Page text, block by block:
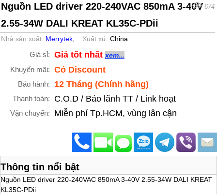
Nguồn LED driver 220-240VAC 850mA 3-40V
2.55-34W DALI KREAT KL35C-PDii
674
Nhà sản xuất: Merrytek; Xuất xứ:China
Giá sỉ: Giá tốt nhất xem...
Khuyến mãi: Có Discount
Bảo hành: 12 Tháng (Chính hãng)
Thanh toán: C.O.D / Bảo lãnh TT / Link hoạt
Vận chuyển: Miễn phí Tp.HCM, vùng lân cận
Thông tin nổi bật
Nguồn LED driver 220-240VAC 850mA 3-40V 2.55-34W DALI KREAT
KL35C-PDii